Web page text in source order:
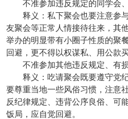
不准参加违反规定的同学会
释义：私下聚会也要注意参
友聚会等正常人情接待往来，其
举办的明显带有小圈子性质的聚
回避，更不得以权谋私、用公款买
不准参加其他违反规定、有
释义：吃请聚会既要遵守党
要尊重当地一些风俗习惯，注意
反纪律规定、违背公序良俗、可
饭局，应自觉回避。